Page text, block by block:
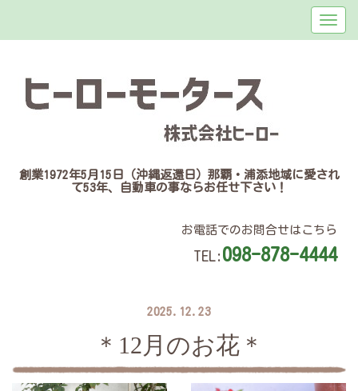
創業1972年5月15日（沖縄返還日）那覇・浦添地域に愛され
て53年、自動車の事ならお任せ下さい！
お電話でのお問合せはこちら
TEL: 098-878-4444
2025.12.23
＊12月のお花＊